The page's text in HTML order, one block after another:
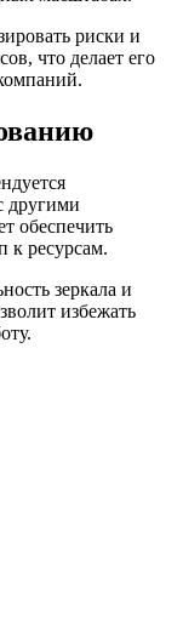
риски и
что делает его
другими
обеспечить
к ресурсам.
зеркала и
избежать